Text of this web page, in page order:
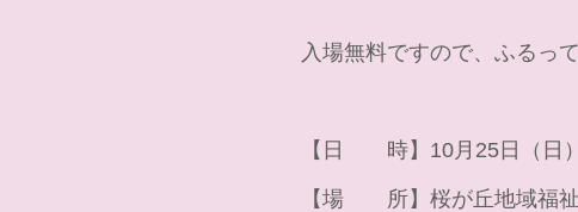
入場無料ですので、ふるっ
【日 時】10月25日（日
【場 所】桜が丘地域福祉